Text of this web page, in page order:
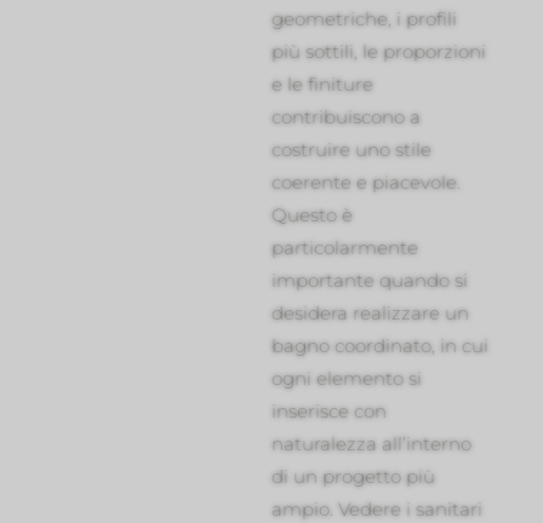
geometriche, i profili
più sottili, le proporzioni
e le finiture
contribuiscono a
costruire uno stile
coerente e piacevole.
Questo è
particolarmente
importante quando si
desidera realizzare un
bagno coordinato, in cui
ogni elemento si
inserisce con
naturalezza all’interno
di un progetto più
ampio. Vedere i sanitari